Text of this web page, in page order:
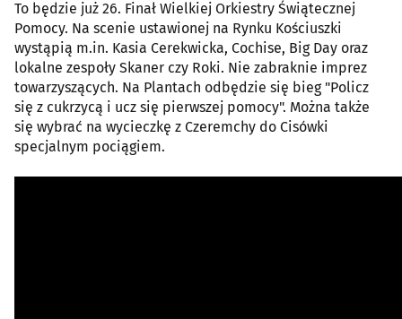
To będzie już 26. Finał Wielkiej Orkiestry Świątecznej
Pomocy. Na scenie ustawionej na Rynku Kościuszki
wystąpią m.in. Kasia Cerekwicka, Cochise, Big Day oraz
lokalne zespoły Skaner czy Roki. Nie zabraknie imprez
towarzyszących. Na Plantach odbędzie się bieg "Policz
się z cukrzycą i ucz się pierwszej pomocy". Można także
się wybrać na wycieczkę z Czeremchy do Cisówki
specjalnym pociągiem.